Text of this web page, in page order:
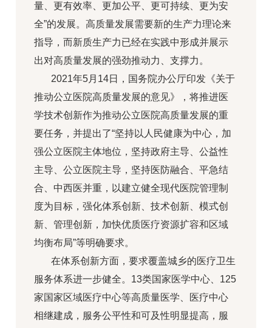
量、更有效率、更加公平、更可持续、更为安
全”的发展。高质量发展需要新的生产力理论来
指导，而新质生产力已经在实践中形成并展示
出对高质量发展的强劲推动力、支撑力。
2021年5月14日，国务院办公厅印发《关于
推动公立医院高质量发展的意见》，将推进医
学技术创新作为推动公立医院高质量发展的重
要任务，并提出了“坚持以人民健康为中心，加
强公立医院主体地位，坚持政府主导、公益性
主导、公立医院主导，坚持医防融合、平急结
合、中西医并重，以建立健全现代医院管理制
度为目标，强化体系创新、技术创新、模式创
新、管理创新，加快优质医疗资源扩容和区域
均衡布局”等明确要求。
在体系创新方面，要求覆盖城乡的医疗卫生
服务体系进一步健全。13类国家医学中心、125
家国家区域医疗中心等高质量医学、医疗中心
相继建成，服务公平性和可及性明显提高，服